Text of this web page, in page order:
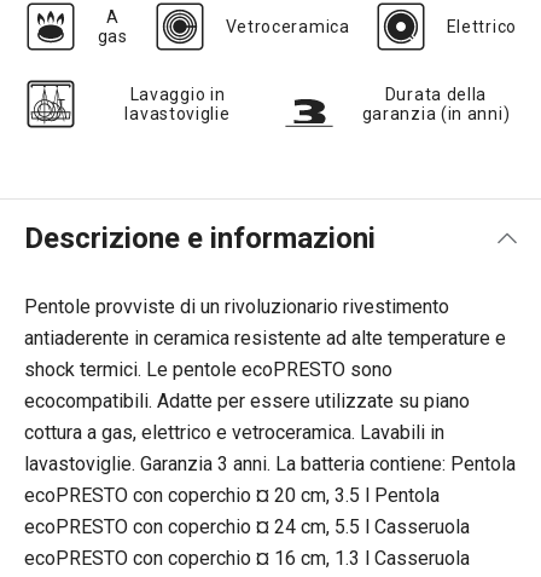
A
gas
Vetroceramica Elettrico
Lavaggio in
lavastoviglie
Durata della
garanzia (in anni)
Descrizione e informazioni
Pentole provviste di un rivoluzionario rivestimento
antiaderente in ceramica resistente ad alte temperature e
shock termici. Le pentole ecoPRESTO sono
ecocompatibili. Adatte per essere utilizzate su piano
cottura a gas, elettrico e vetroceramica. Lavabili in
lavastoviglie. Garanzia 3 anni. La batteria contiene: Pentola
ecoPRESTO con coperchio ¤ 20 cm, 3.5 l Pentola
ecoPRESTO con coperchio ¤ 24 cm, 5.5 l Casseruola
ecoPRESTO con coperchio ¤ 16 cm, 1.3 l Casseruola